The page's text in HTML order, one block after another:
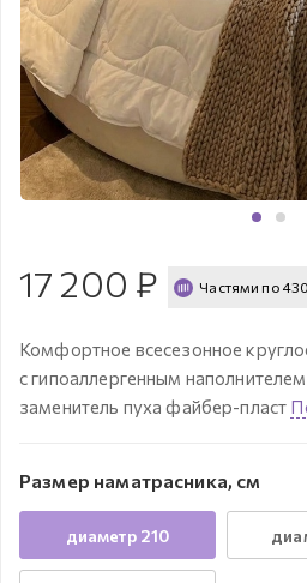
17 200 ₽ Частями по
Комфортное всесезонное
с гипоаллергенным
заменитель пуха файбер-пласт
Размер наматрасника, см
диаметр 210